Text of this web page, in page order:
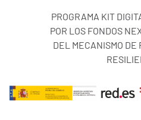
PROGRAMA KIT
POR LOS FONDOS
DEL MECANISMO DE